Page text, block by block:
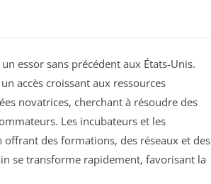
essor sans précédent aux États-Unis.
accès croissant aux ressources
novatrices, cherchant à résoudre des
Les incubateurs et les
offrant des formations, des réseaux et des
se transforme rapidement, favorisant la